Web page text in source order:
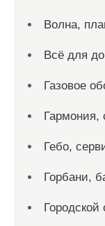
Волна,
Всё для
Газовое
Гармония,
Гебо,
Горбани,
Городской